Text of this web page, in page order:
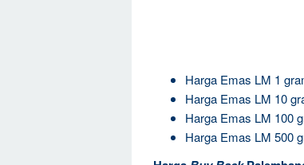
Harga Emas LM 1
Harga Emas LM 10
Harga Emas LM 100
Harga Emas LM 500